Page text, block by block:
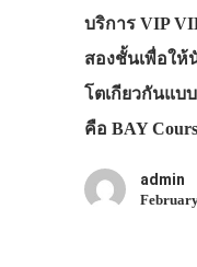
บริการ VIP
สองชั้นเพื่อให้
โตเกียวกันแบ
คือ BAY
admin